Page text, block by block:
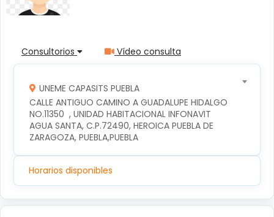
Consultorios Vídeo consulta
UNEME CAPASITS PUEBLA
CALLE ANTIGUO CAMINO A GUADALUPE HIDALGO
NO.11350  , UNIDAD HABITACIONAL INFONAVIT
AGUA SANTA, C.P.72490, HEROICA PUEBLA DE
ZARAGOZA, PUEBLA,PUEBLA
Horarios disponibles